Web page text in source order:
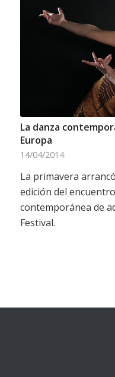
La danza
Europa
14/04/2014
La primavera
edición del
contemporánea de
Festival.